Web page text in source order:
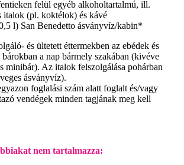
felül egyéb alkoholtartalmú, ill.
italok (pl. koktélok) és kávé
l) San Benedetto ásványvíz/kabin*
és ültetett éttermekben az ebédek és
a nap bármely szakában (kivéve
minibár). Az italok felszolgálása pohárban
ásványvíz).
foglalási szám alatt foglalt és/vagy
vendégek minden tagjának meg kell
nem tartalmazza: